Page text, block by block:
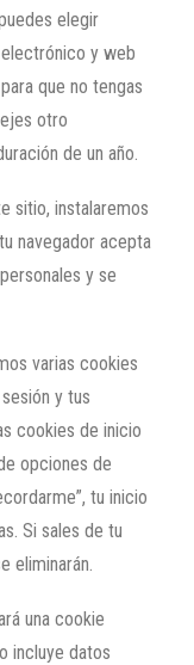
elegir
y web
que no tengas
otro
de un año.
sitio, instalaremos
navegador acepta
y se
varias cookies
y tus
cookies de inicio
opciones de
tu inicio
Si sales de tu
eliminarán.
una cookie
incluye datos